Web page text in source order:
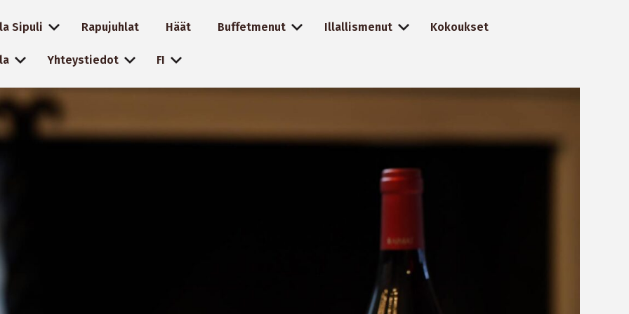
Sipuli Rapujuhlat Häät Buffetmenut Illallismenut Kokoukset
Yhteystiedot FI